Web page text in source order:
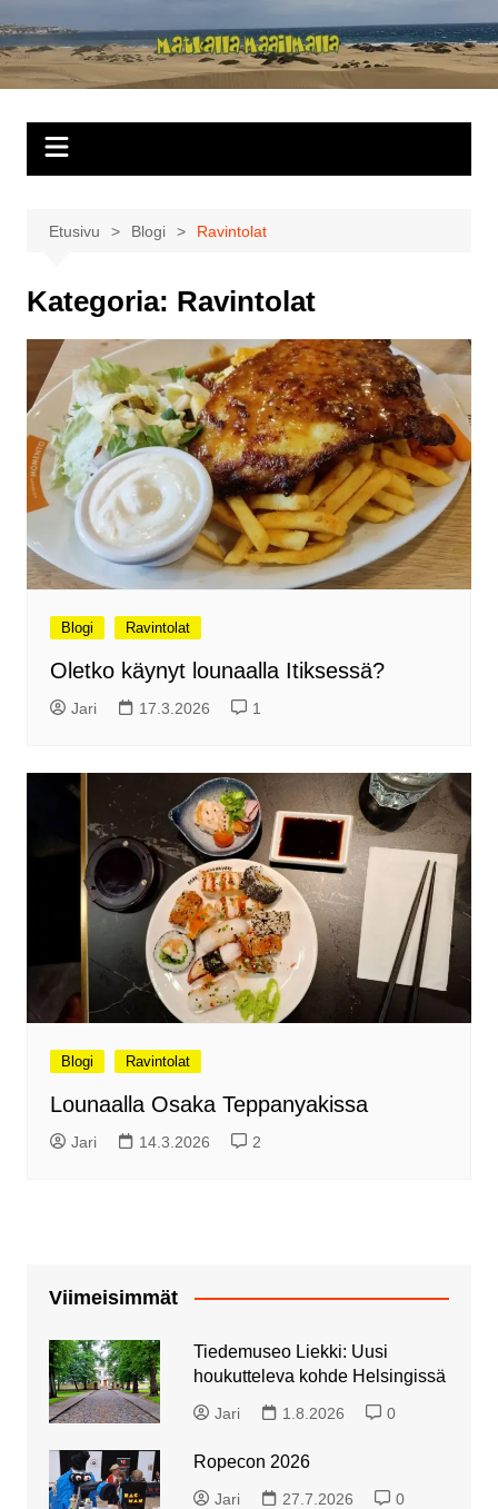
sisältöön
Matkalla
maailmalla
Etusivu Blogi Ravintolat
Kategoria: Ravintolat
Blogi Ravintolat
Oletko käynyt lounaalla Itiksessä?
Jari 17.3.2026 1
Blogi Ravintolat
Lounaalla Osaka Teppanyakissa
Jari 14.3.2026 2
Viimeisimmät
Tiedemuseo Liekki: Uusi
houkutteleva kohde Helsingissä
Jari 1.8.2026 0
Ropecon 2026
Jari 27.7.2026 0